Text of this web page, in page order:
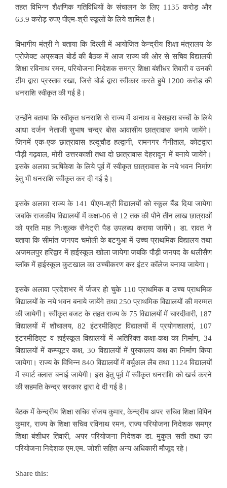
तहत विभिन्न शैक्षणिक गतिविधियों के संचालन के लिए 1135 करोड़ और
63.9 करोड़ रुपए पीएम-श्री स्कूलों के लिये शामिल है।
विभागीय मंत्री ने बताया कि दिल्ली में आयोजित केन्द्रीय शिक्षा मंत्रालय के
प्रोजेक्ट अप्रूवल बोर्ड की बैठक में आज राज्य की ओर से सचिव विद्यालयी
शिक्षा रविनाथ रमन, परियोजना निदेशक समग्र शिक्षा बंशीधर तिवारी व उनकी
टीम द्वारा प्रस्ताव रखा, जिसे बोर्ड द्वारा स्वीकार करते हुये 1200 करोड़ की
धनराशि स्वीकृत की गई है।
उन्होंने बताया कि स्वीकृत धनराशि से राज्य में अनाथ व बेसहारा बच्चों के लिये
आधा दर्जन नेताजी सुभाष चन्द्र बोस आवासीय छात्रावास बनाये जायेंगे।
जिनमें एक-एक छात्रावास हल्दूचौड हल्द्वानी, रामनगर नैनीताल, कोटद्वारा
पौड़ी गढ़वाल, मोरी उत्तरकाशी तथा दो छात्रावास देहरादून में बनाये जायेंगे।
इसके अलावा ऋषिकेश के लिये पूर्व में स्वीकृत छात्रावास के नये भवन निर्माण
हेतु भी धनराशि स्वीकृत कर दी गई है।
इसके अलावा राज्य के 141 पीएम-श्री विद्यालयों को स्कूल बैंड दिया जायेगा
जबकि राजकीय विद्यालयों में कक्षा-06 से 12 तक की पौने तीन लाख छात्राओं
को प्रति माह निःशुल्क सैनेट्री पैड उपलब्ध कराया जायेंगे। डा. रावत ने
बताया कि सीमांत जनपद चमोली के बटगुआ में उच्च प्राथमिक विद्यालय तथा
अजमलपुर हरिद्वार में हाईस्कूल खोला जायेगा जबकि पौड़ी जनपद के थलीसैंण
ब्लॉक में हाईस्कूल कुटखाल का उच्चीकरण कर इंटर कॉलेज बनाया जायेगा।
इसके अलावा प्रदेशभर में र्जजर हो चुके 110 प्राथमिक व उच्च प्राथमिक
विद्यालयों के नये भवन बनाये जायेंगे तथा 250 प्राथमिक विद्यालयों की मरम्मत
की जायेगी। स्वीकृत बजट के तहत राज्य के 75 विद्यालयों में चारदीवारी, 187
विद्यालयों में शौचालय, 82 इंटरमीडिएट विद्यालयों में प्रयोगशालाएं, 107
इंटरमीडिएट व हाईस्कूल विद्यालयों में अतिरिक्त कक्षा-कक्ष का निर्माण, 34
विद्यालयों में कम्प्यूटर कक्ष, 30 विद्यालयों में पुस्कालय कक्ष का निर्माण किया
जायेगा। राज्य के विभिन्न 840 विद्यालयों में वर्चुअल लैब तथा 1124 विद्यालयों
में स्मार्ट क्लास बनाई जायेगी। इस हेतु पूर्व में स्वीकृत धनराशि को खर्च करने
की सहमति केन्द्र सरकार द्वारा दे दी गई है।
बैठक में केन्द्रीय शिक्षा सचिव संजय कुमार, केन्द्रीय अपर सचिव शिक्षा विपिन
कुमार, राज्य के शिक्षा सचिव रविनाथ रमन, राज्य परियोजना निदेशक समग्र
शिक्षा बंशीधर तिवारी, अपर परियोजना निदेशक डा. मुकुल सती तथा उप
परियोजना निदेशक एम.एम. जोशी सहित अन्य अधिकारी मौजूद रहे।
Share this: